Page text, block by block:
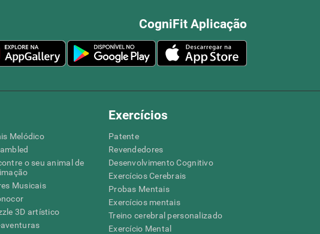
CogniFit Aplicação
Melódico
o seu animal de
Musicais
3D artístico
aventuras
Exercícios
Patente
Revendedores
Desenvolvimento Cognitivo
Exercícios Cerebrais
Probas Mentais
Exercícios mentais
Treino cerebral personalizado
Exercício Mental